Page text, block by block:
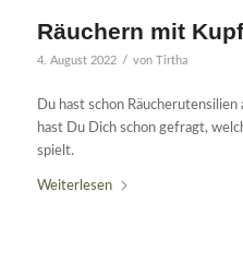
Räuchern mit
4. August 2022 / von Tirtha
Du hast schon
hast Du Dich schon gefragt,
spielt.
Weiterlesen